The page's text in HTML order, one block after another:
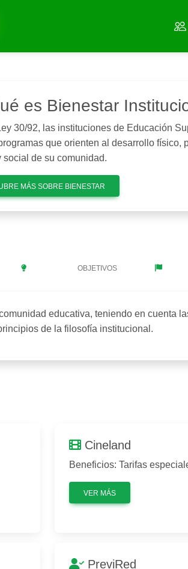
es Bienestar
30/92, las instituciones de Educación
que orienten al desarrollo físico,
social de su comunidad.
MÁS SOBRE BIENESTAR
OBJETIVOS
educativa, teniendo en cuenta
de la filosofía institucional.
Cineland
Beneficios: Tarifas
VER MÁS
PreviRed